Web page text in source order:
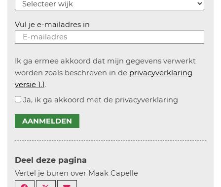
Vul je e-mailadres in
Ik ga ermee akkoord dat mijn gegevens verwerkt
worden zoals beschreven in de privacyverklaring
versie 1.1.
Ja, ik ga akkoord met de privacyverklaring
AANMELDEN
Deel deze pagina
Vertel je buren over Maak Capelle